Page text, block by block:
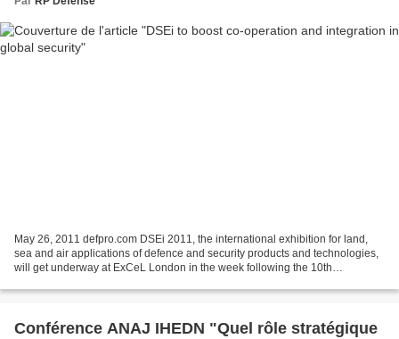
May 26, 2011 defpro.com DSEi 2011, the international exhibition for land,
sea and air applications of defence and security products and technologies,
will get underway at ExCeL London in the week following the 10th
Conférence ANAJ IHEDN "Quel rôle stratégique